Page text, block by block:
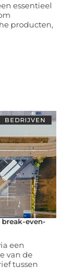
essentieel
producten,
BEDRIJVEN
even-
een
van de
tussen